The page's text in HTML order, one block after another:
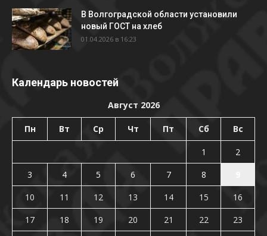
В Волгоградской области установили
новый ГОСТ на хлеб
01.04.2026 в 16:23
Календарь новостей
Август 2026
Пн Вт Ср Чт Пт Сб Вс
1
2
3
4 5 6 7 8
10
11 12 13 14 15
16
17
18 19 20 21 22
23